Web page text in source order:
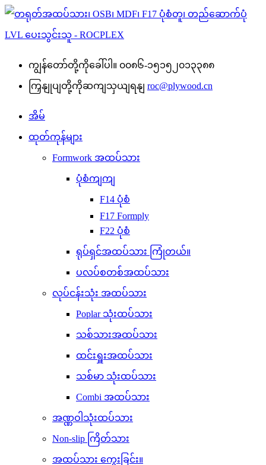
ကျွန်တော်တို့ကိုခေါ်ပါ။ ၀၀၈၆-၁၅၁၅၂၀၁၃၃၈၈
ကြှနျုပျတို့ကိုဆကျသှယျရနျ roc@plywood.cn
အိမ်
ထုတ်ကုန်များ
Formwork အထပ်သား
ပုံစံကျကျ
F14 ပုံစံ
F17 Formply
F22 ပုံစံ
ရုပ်ရှင်အထပ်သား ကြုံတယ်။
ပလပ်စတစ်အထပ်သား
လုပ်ငန်းသုံး အထပ်သား
Poplar သုံးထပ်သား
သစ်သားအထပ်သား
ထင်းရှူးအထပ်သား
သစ်မာ သုံးထပ်သား
Combi အထပ်သား
အဏ္ဏဝါသုံးထပ်သား
Non-slip ကြိတ်သား
အထပ်သား ကွေးခြင်း။